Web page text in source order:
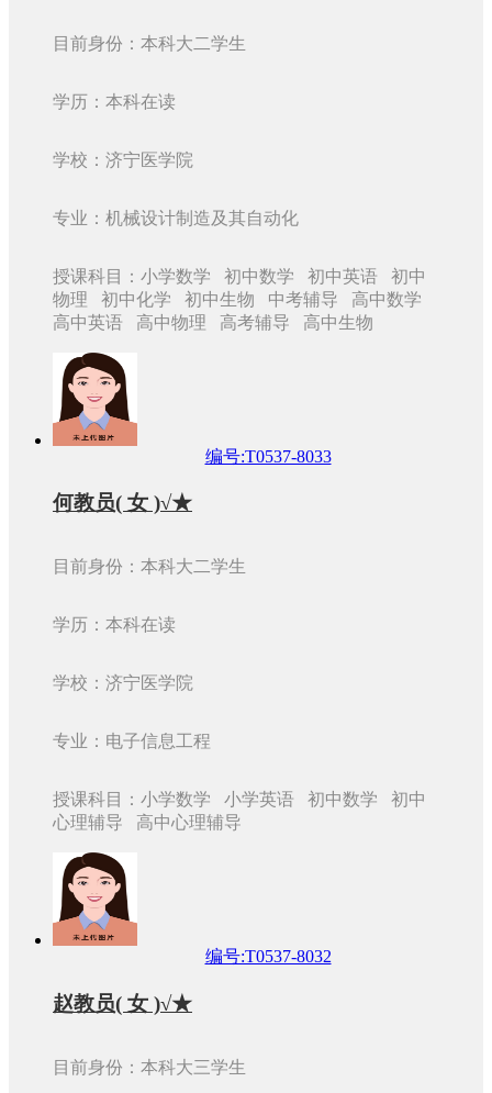
目前身份：本科大二学生
学历：本科在读
学校：济宁医学院
专业：机械设计制造及其自动化
授课科目：小学数学 初中数学 初中英语 初中
物理 初中化学 初中生物 中考辅导 高中数学
高中英语 高中物理 高考辅导 高中生物
编号:T0537-8033
何教员( 女 )√★
目前身份：本科大二学生
学历：本科在读
学校：济宁医学院
专业：电子信息工程
授课科目：小学数学 小学英语 初中数学 初中
心理辅导 高中心理辅导
编号:T0537-8032
赵教员( 女 )√★
目前身份：本科大三学生